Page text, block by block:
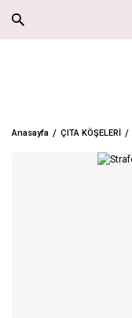
Anasayfa ÇITA KÖŞELERİ